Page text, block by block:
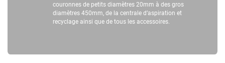
couronnes de petits diamètres 20mm à des gros
diamètres 450mm, de la centrale d’aspiration et
recyclage ainsi que de tous les accessoires.